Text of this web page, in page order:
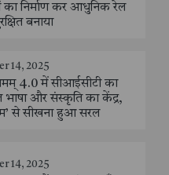
निर्माण कर आधुनिक रेल
बनाया
14, 2025
4.0 में सीआईसीटी का
भाषा और संस्कृति का केंद्र,
से सीखना हुआ सरल
14, 2025